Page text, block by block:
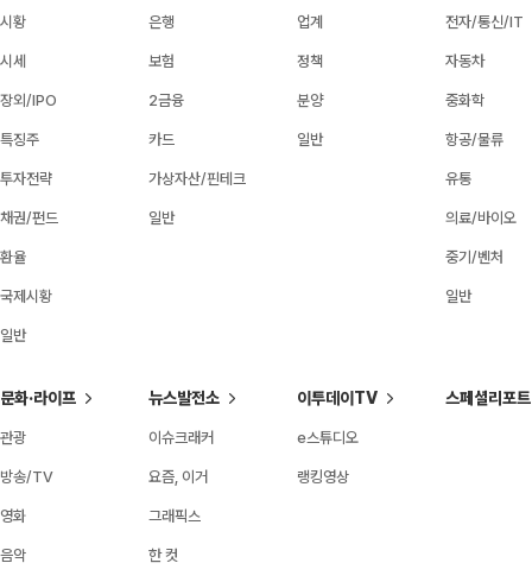
시황
시세
장외/IPO
특징주
투자전략
채권/펀드
환율
국제시황
일반
은행
보험
2금융
카드
가상자산/핀테크
일반
업계
정책
분양
일반
전자/통신/IT
자동차
중화학
항공/물류
유통
의료/바이오
중기/벤처
일반
문화·라이프
관광
방송/TV
영화
음악
뉴스발전소
이슈크래커
요즘, 이거
그래픽스
한 컷
이투데이TV
e스튜디오
랭킹영상
스페셜리포트